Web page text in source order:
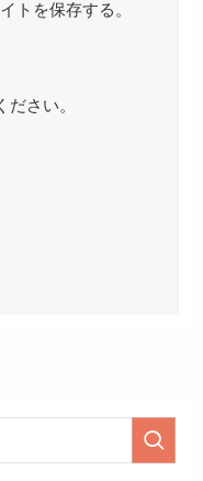
トを保存する。
ださい。